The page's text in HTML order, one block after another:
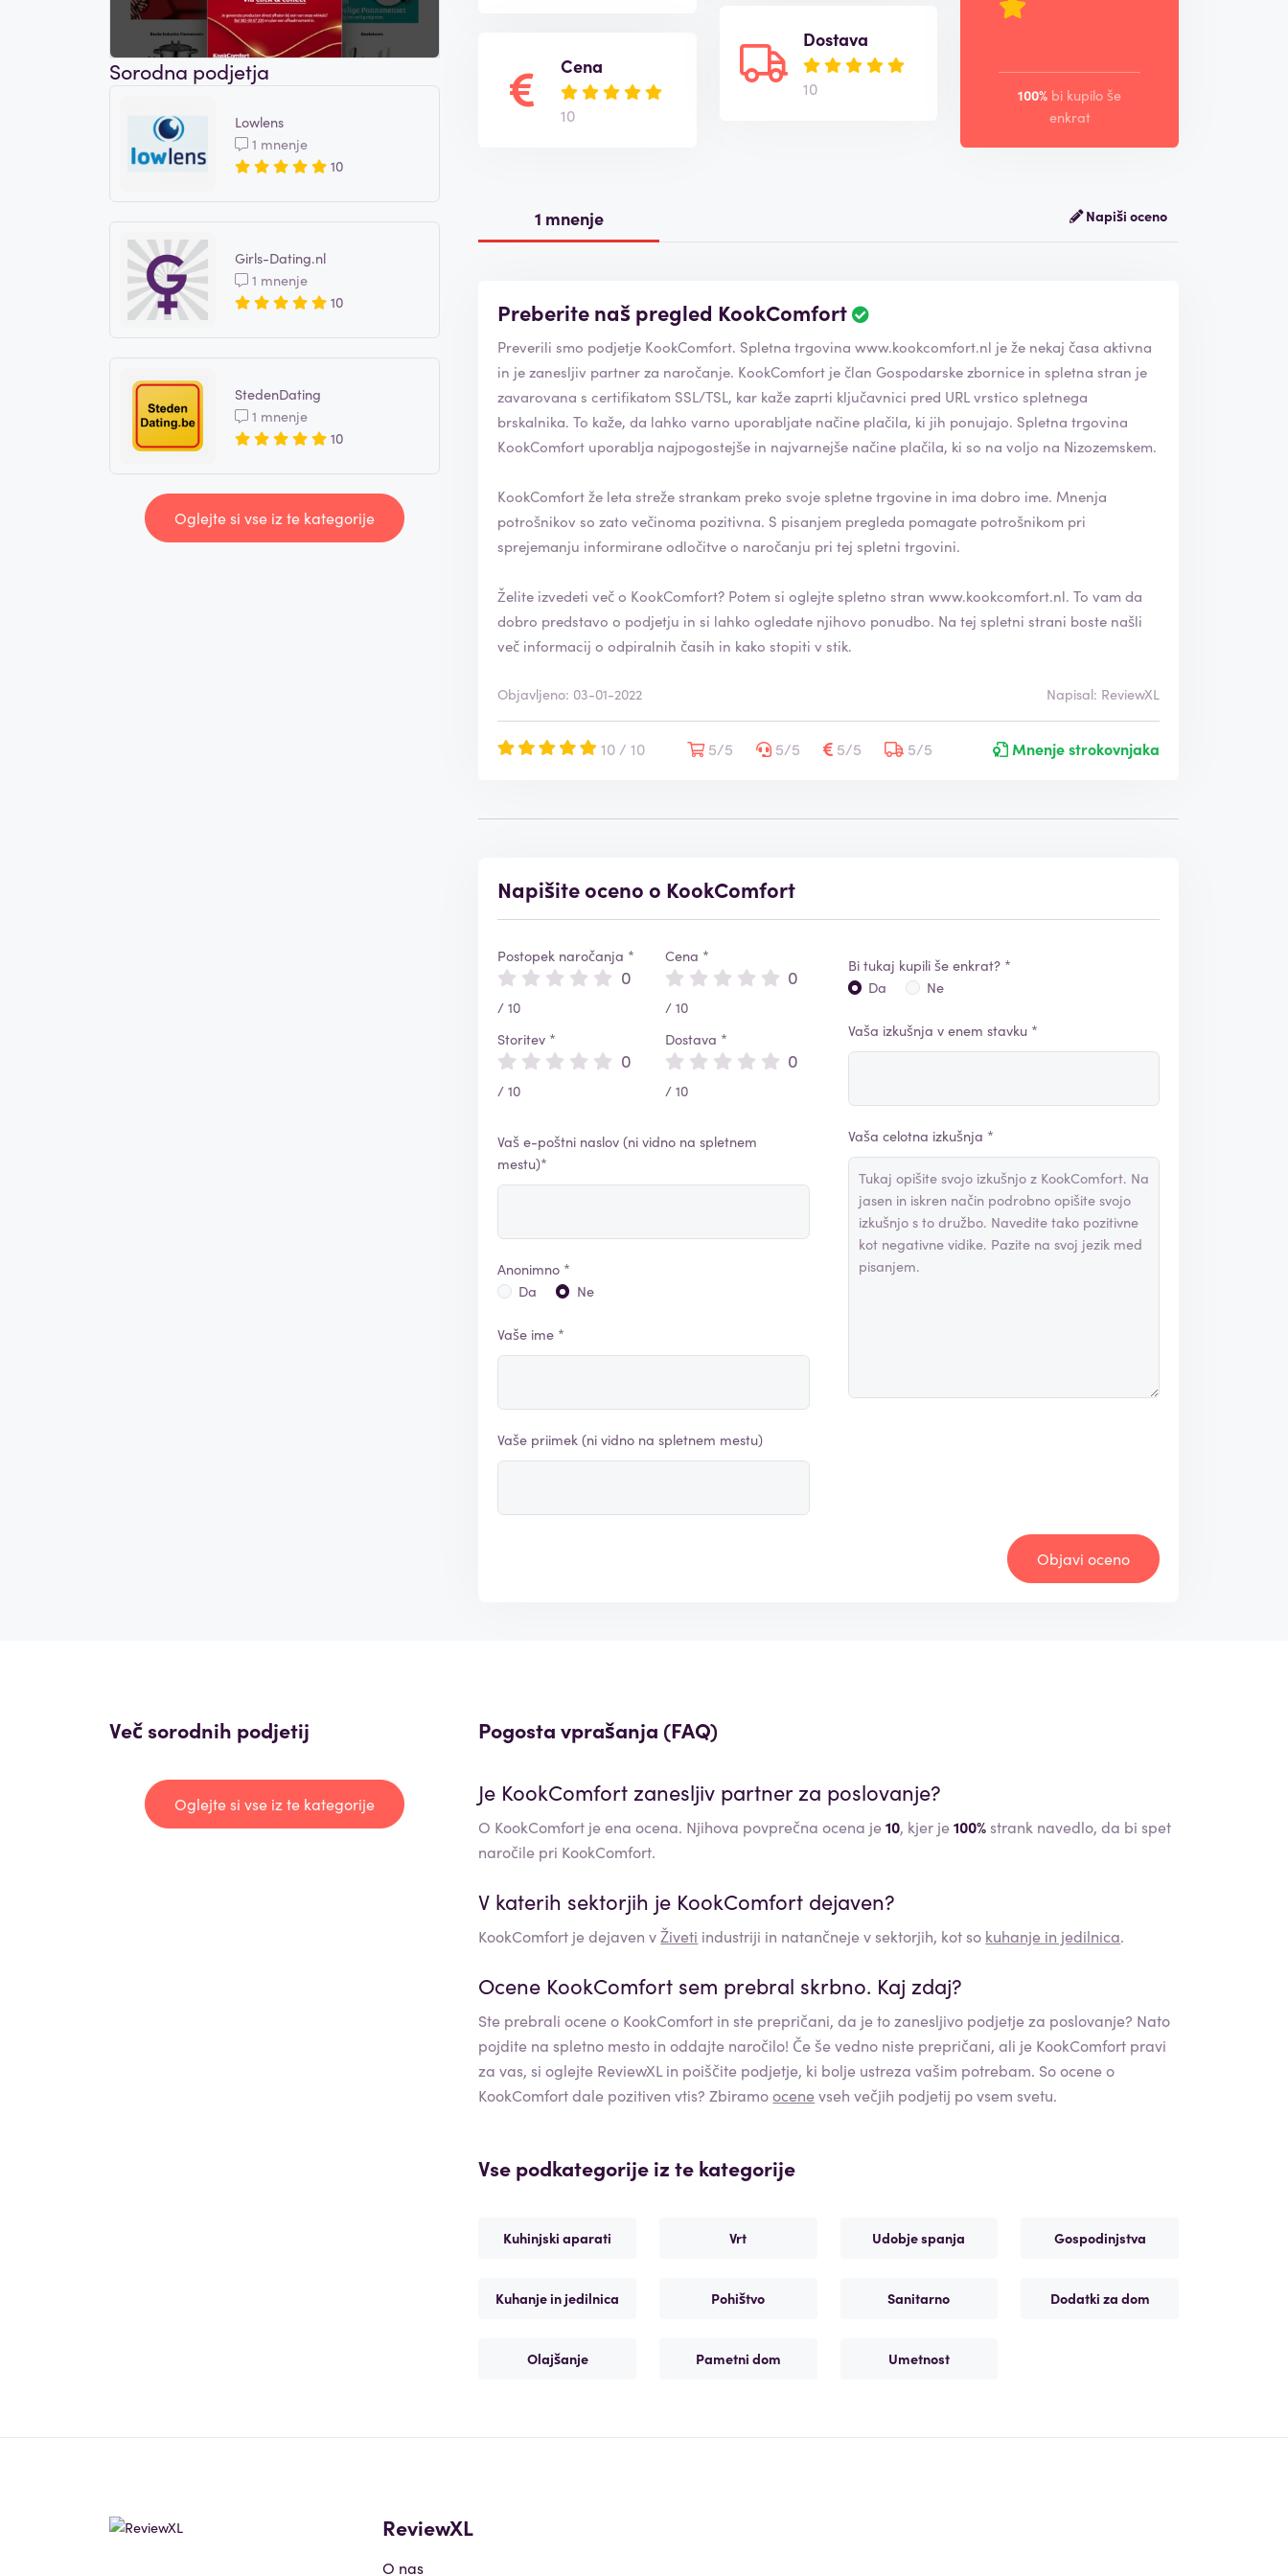
Sorodna podjetja
Lowlens
1 mnenje
10
Girls-Dating.nl
1 mnenje
10
StedenDating
1 mnenje
10
Oglejte si vse iz te kategorije
Cena
10
Dostava
10 100% bi kupilo še
enkrat
1 mnenje Napiši oceno
Preberite naš pregled KookComfort
Preverili smo podjetje KookComfort. Spletna trgovinawww.kookcomfort.nl je že nekaj časa aktivna
in je zanesljiv partner za naročanje. KookComfort je član Gospodarske zbornice in spletna stran je
zavarovana s certifikatom SSL/TSL, kar kaže zaprti ključavnici pred URL vrstico spletnega
brskalnika. To kaže, da lahko varno uporabljate načine plačila, ki jih ponujajo. Spletna trgovina
KookComfort uporablja najpogostejše in najvarnejše načine plačila, ki so na voljo na Nizozemskem.
KookComfort že leta streže strankam preko svoje spletne trgovine in ima dobro ime. Mnenja
potrošnikov so zato večinoma pozitivna. S pisanjem pregleda pomagate potrošnikom pri
sprejemanju informirane odločitve o naročanju pri tej spletni trgovini.
Želite izvedeti več o KookComfort? Potem si oglejte spletno stranwww.kookcomfort.nl. To vam da
dobro predstavo o podjetju in si lahko ogledate njihovo ponudbo. Na tej spletni strani boste našli
več informacij o odpiralnih časih in kako stopiti v stik.
Objavljeno: 03-01-2022 Napisal: ReviewXL
10 / 10 5/5 5/5 5/5 5/5 Mnenje strokovnjaka
Napišite oceno o KookComfort
Postopek naročanja *
0
/ 10
Storitev *
0
/ 10
Cena *
0
/ 10
Dostava *
0
/ 10
Vaš e-poštni naslov (ni vidno na spletnem
mestu)*
Anonimno *
Da
Ne
Vaše ime *
Vaše priimek (ni vidno na spletnem mestu)
Bi tukaj kupili še enkrat? *
Da
Ne
Vaša izkušnja v enem stavku *
Vaša celotna izkušnja *
Objavi oceno
Več sorodnih podjetij
Oglejte si vse iz te kategorije
Pogosta vprašanja (FAQ)
Je KookComfort zanesljiv partner za poslovanje?
O KookComfort je ena ocena. Njihova povprečna ocena je10, kjer je100% strank navedlo, da bi spet
naročile pri KookComfort.
V katerih sektorjih je KookComfort dejaven?
KookComfort je dejaven vŽiveti industriji in natančneje v sektorjih, kot so kuhanje in jedilnica.
Ocene KookComfort sem prebral skrbno. Kaj zdaj?
Ste prebrali ocene o KookComfort in ste prepričani, da je to zanesljivo podjetje za poslovanje? Nato
pojdite na spletno mesto in oddajte naročilo! Če še vedno niste prepričani, ali je KookComfort pravi
za vas, si oglejte ReviewXL in poiščite podjetje, ki bolje ustreza vašim potrebam. So ocene o
KookComfortdale pozitiven vtis? Zbiramoocenevseh večjih podjetij po vsem svetu.
Vse podkategorije iz te kategorije
Kuhinjski aparati Vrt Udobje spanja Gospodinjstva
Kuhanje in jedilnica Pohištvo Sanitarno Dodatki za dom
Olajšanje Pametni dom Umetnost
ReviewXL
O nas